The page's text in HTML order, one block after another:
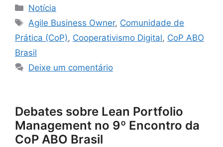
Notícia
Agile Business Owner, Comunidade de
Prática (CoP), Cooperativismo Digital, CoP ABO
Brasil
Deixe um comentário
Debates sobre Lean Portfolio
Management no 9º Encontro da
CoP ABO Brasil